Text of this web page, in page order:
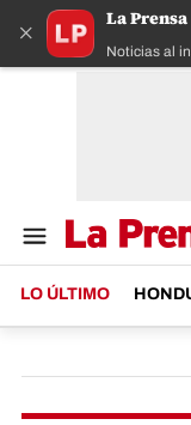
×
La Prensa
Noticias al
LO ÚLTIMO